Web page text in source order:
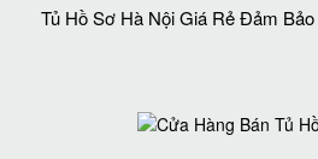
Tủ Hồ Sơ Hà Nội Giá Rẻ Đảm